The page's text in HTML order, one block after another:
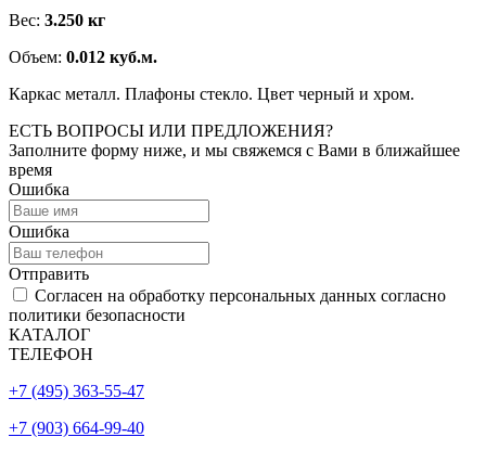
Вес: 3.250 кг
Объем: 0.012 куб.м.
Каркас металл. Плафоны стекло. Цвет черный и хром.
ЕСТЬ ВОПРОСЫ ИЛИ ПРЕДЛОЖЕНИЯ?
Заполните форму ниже, и мы свяжемся с Вами в ближайшее
время
Ошибка
Ошибка
Отправить
Согласен на обработку персональных данных согласно
политики безопасности
КАТАЛОГ
ТЕЛЕФОН
+7 (495) 363-55-47
+7 (903) 664-99-40